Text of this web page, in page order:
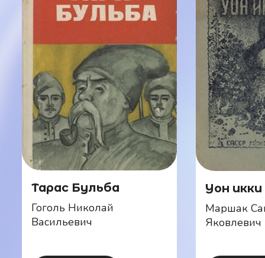
Тарас Бульба
Гоголь Николай
Васильевич
Уон
Маршак
Яковлевич